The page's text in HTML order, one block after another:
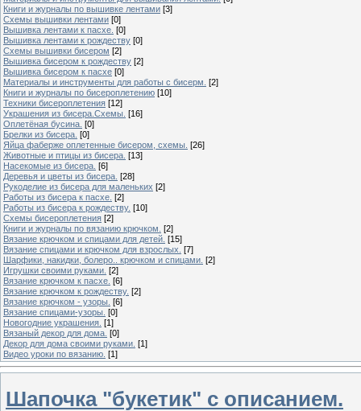
Книги и журналы по вышивке лентами [3]
Схемы вышивки лентами [0]
Вышивка лентами к пасхе. [0]
Вышивка лентами к рождеству [0]
Схемы вышивки бисером [2]
Вышивка бисером к рождеству [2]
Вышивка бисером к пасхе [0]
Материалы и инструменты для работы с бисерм. [2]
Книги и журналы по бисероплетению [10]
Техники бисероплетения [12]
Украшения из бисера.Схемы. [16]
Оплетёная бусина. [0]
Брелки из бисера. [0]
Яйца фаберже оплетенные бисером, схемы. [26]
Животные и птицы из бисера. [13]
Насекомые из бисера. [6]
Деревья и цветы из бисера. [28]
Рукоделие из бисера для маленьких [2]
Работы из бисера к пасхе. [2]
Работы из бисера к рождеству. [10]
Схемы бисероплетения [2]
Книги и журналы по вязанию крючком. [2]
Вязание крючком и спицами для детей. [15]
Вязание спицами и крючком для взрослых. [7]
Шарфики, накидки, болеро.. крючком и спицами. [2]
Игрушки своими руками. [2]
Вязание крючком к пасхе. [6]
Вязание крючком к рождеству. [2]
Вязание крючком - узоры. [6]
Вязание спицами-узоры. [0]
Новогодние украшения. [1]
Вязаный декор для дома. [0]
Декор для дома своими руками. [1]
Видео уроки по вязанию. [1]
Шапочка "букетик" с описанием.